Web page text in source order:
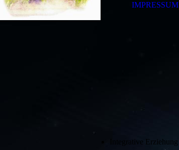
IMPRESSUM
Integrative Erziehung